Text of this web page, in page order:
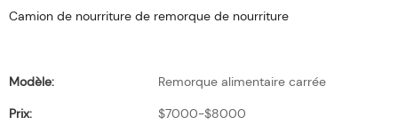
Camion de nourriture de remorque de nourriture
Modèle:
Remorque alimentaire carrée
Prix:
$7000-$8000